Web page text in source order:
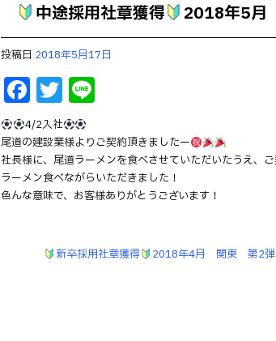
中途採用社章獲得 2018年5
投稿日 2018年5月17日
F
a
c
e
b
T
w
it
te
r
e
4/2入社
尾道の建設業様よりご契約頂きましたー
社長様に、尾道ラーメンを食べさせていただいたうえ、
ラーメン食べながらいただきました！
色んな意味で、お客様ありがとうございます！
新卒採用社章獲得 2018年4月 関東 第2弾